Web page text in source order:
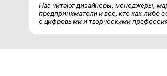
Нас читают дизайнеры, менеджеры,
предприниматели и все, кто как-либо
с цифровыми и творческими